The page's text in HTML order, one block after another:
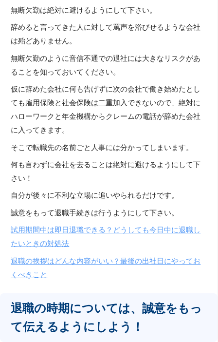
無断欠勤は絶対に避けるようにして下さい。
辞めると言ってきた人に対して罵声を浴びせるような会社
は殆どありません。
無断欠勤のように音信不通での退社には大きなリスクがあ
ることを知っておいてください。
仮に辞めた会社に何も告げずに次の会社で働き始めたとし
ても雇用保険と社会保険は二重加入できないので、絶対に
ハローワークと年金機構からクレームの電話が辞めた会社
に入ってきます。
そこで転職先の名前ごと人事には分かってしまいます。
何も言わずに会社を去ることは絶対に避けるようにして下
さい！
自分が後々に不利な立場に追いやられるだけです。
誠意をもって退職手続きは行うようにして下さい。
試用期間中は即日退職できる？どうしても今日中に退職し
たいときの対処法
退職の挨拶はどんな内容がいい？最後の出社日にやってお
くべきこと
退職の時期については、誠意をもっ
て伝えるようにしよう！